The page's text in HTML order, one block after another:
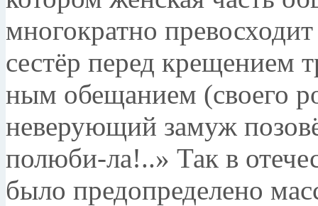
многократно
сестёр перед креще­нием
ным обещанием (своего
неверующий замуж
полюби-ла!..» Так в
было предопределено